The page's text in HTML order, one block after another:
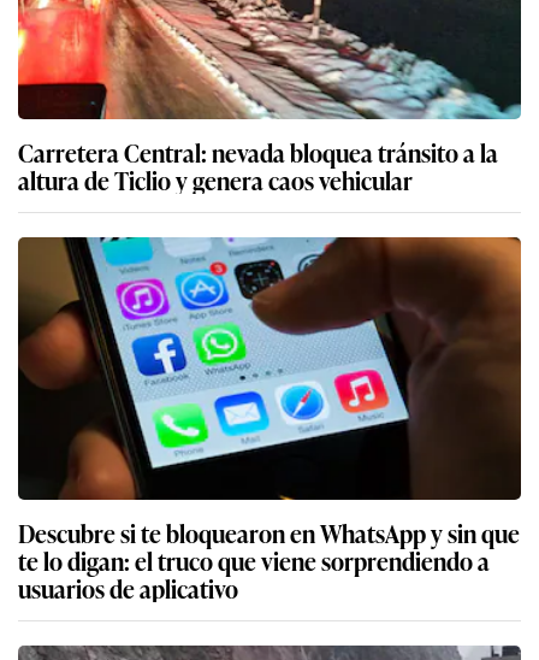
Carretera Central: nevada bloquea tránsito a la
altura de Ticlio y genera caos vehicular
Descubre si te bloquearon en WhatsApp y sin que
te lo digan: el truco que viene sorprendiendo a
usuarios de aplicativo